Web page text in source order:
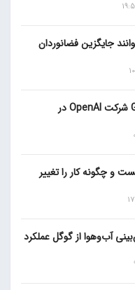
جایگزین فضانوردان
گزارش‌ها از ناکامی GPT-5 شرکت OpenAI در
چگونه کار را تغییر
آب‌و‌هوا از گوگل عملکرد